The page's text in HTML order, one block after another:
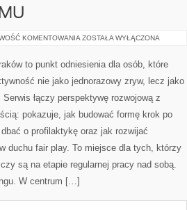
KOMENTOWANIA TRENING
DOMU
ZOSTAŁA WYŁĄCZONA
to punkt odniesienia dla osób, które
nie jako jednorazowy zryw, lecz jako
łączy perspektywę rozwojową z
pokazuje, jak budować formę krok po
o profilaktykę oraz jak rozwijać
duchu fair play. To miejsce dla tych, którzy
są na etapie regularnej pracy nad sobą.
W centrum […]